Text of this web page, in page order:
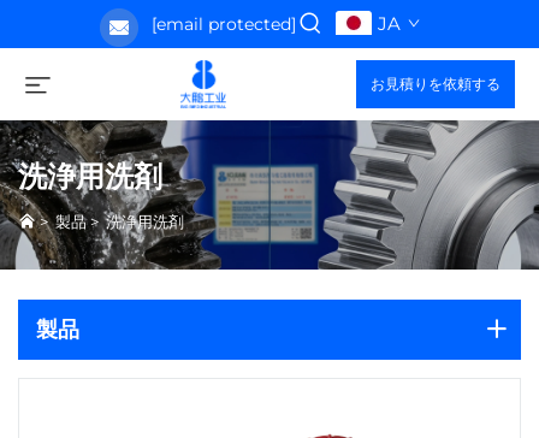
[email protected] JA
お見積りを依頼する
洗浄用洗剤
>製品>洗浄用洗剤
製品